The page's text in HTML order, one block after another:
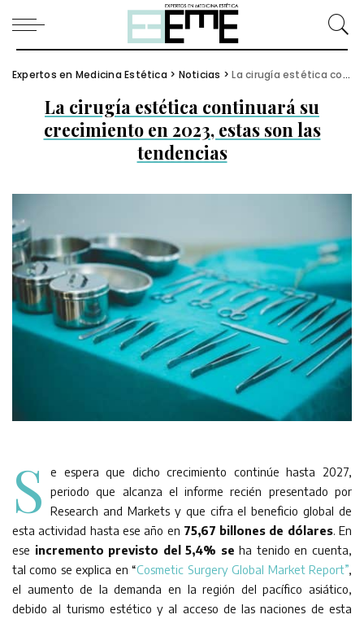
Expertos en Medicina Estética > Noticias >La cirugía estética continuará su crecimiento en 2023, estas son las tendencias
La cirugía estética continuará su
crecimiento en 2023, estas son las
tendencias
S
e espera que dicho crecimiento continúe hasta 2027,
periodo que alcanza el informe recién presentado por
Research and Markets y que cifra el beneficio global de
esta actividad hasta ese año en 75,67 billones de dólares. En
ese incremento previsto del 5,4% se ha tenido en cuenta,
tal como se explica en “Cosmetic Surgery Global Market Report”,
el aumento de la demanda en la región del pacífico asiático,
debido al turismo estético y al acceso de las naciones de esta